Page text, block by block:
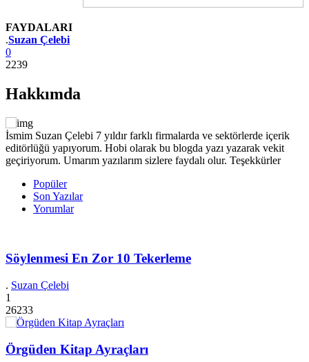
FAYDALARI
Yazar
.Suzan Çelebi
0
2239
Hakkımda
İsmim Suzan Çelebi 7 yıldır farklı firmalarda ve sektörlerde içerik
editörlüğü yapıyorum. Hobi olarak bu blogda yazı yazarak vekit
geçiriyorum. Umarım yazılarım sizlere faydalı olur. Teşekkürler
Popüler
Son Yazılar
Yorumlar
Söylenmesi En Zor 10 Tekerleme
. Suzan Çelebi
1
26233
Örgüden Kitap Ayraçları